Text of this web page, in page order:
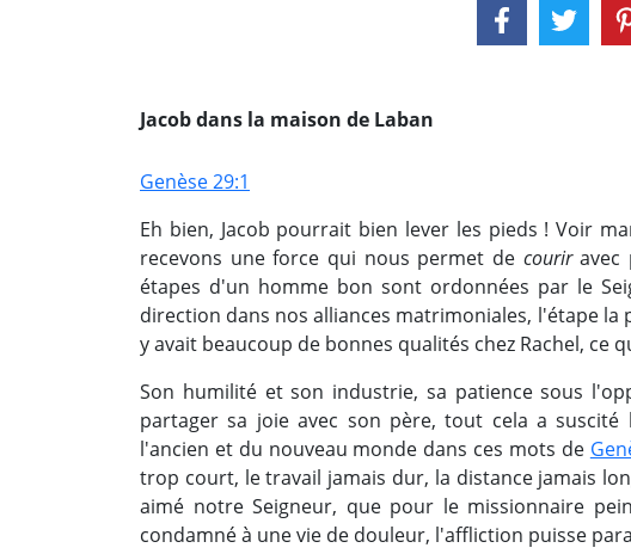
Jacob dans la maison de Laban
Genèse 29:1
Eh bien, Jacob pourrait bien lever les pieds ! Voir
recevons une force qui nous permet de couriravec
étapes d'un homme bon sont ordonnées par le
direction dans nos alliances matrimoniales, l'étape
y avait beaucoup de bonnes qualités chez Rachel, ce
Son humilité et son industrie, sa patience sous
partager sa joie avec son père, tout cela a
l'ancien et du nouveau monde dans ces mots de
trop court, le travail jamais dur, la distance jamais
aimé notre Seigneur, que pour le missionnaire
condamné à une vie de douleur, l'affliction puisse